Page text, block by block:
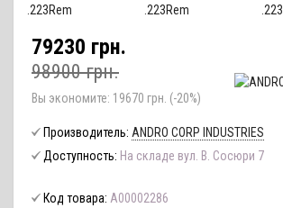
79230 грн.
98900 грн.
Вы экономите: 19670 грн. (-20%)
Производитель: ANDRO CORP INDUSTRIES
Доступность: На складе вул. В. Сосюри 7
Код товара: А00002286